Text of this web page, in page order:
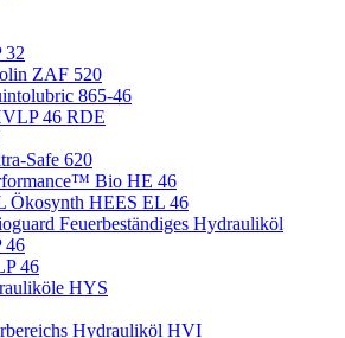
32
ZAF 520
865-46
46 RDE
Safe 620
Bio HE 46
Ökosynth HEES EL 46
Feuerbeständiges Hydrauliköl
46
46
HYS
Hydrauliköl HVI